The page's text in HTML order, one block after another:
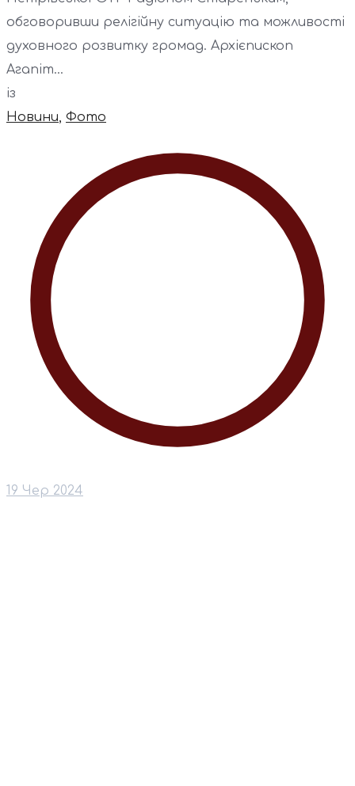
обговоривши релігійну ситуацію та можливості
духовного розвитку громад. Архієпископ
Агапіт...
із
Новини, Фото
19 Чер 2024